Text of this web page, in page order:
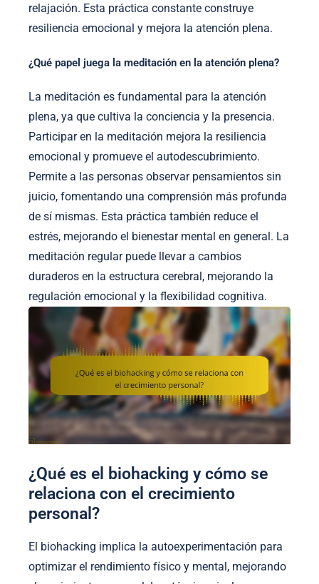
relajación. Esta práctica constante construye
resiliencia emocional y mejora la atención plena.
¿Qué papel juega la meditación en la atención plena?
La meditación es fundamental para la atención
plena, ya que cultiva la conciencia y la presencia.
Participar en la meditación mejora la resiliencia
emocional y promueve el autodescubrimiento.
Permite a las personas observar pensamientos sin
juicio, fomentando una comprensión más profunda
de sí mismas. Esta práctica también reduce el
estrés, mejorando el bienestar mental en general. La
meditación regular puede llevar a cambios
duraderos en la estructura cerebral, mejorando la
regulación emocional y la flexibilidad cognitiva.
¿Qué es el biohacking y cómo se
relaciona con el crecimiento
personal?
El biohacking implica la autoexperimentación para
optimizar el rendimiento físico y mental, mejorando